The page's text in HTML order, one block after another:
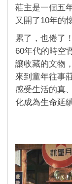
莊主是一個五
又開了10年的
累了，也倦了
60年代的時空
讓收藏的文物
來到童年往事
感受生活的真
化成為生命延